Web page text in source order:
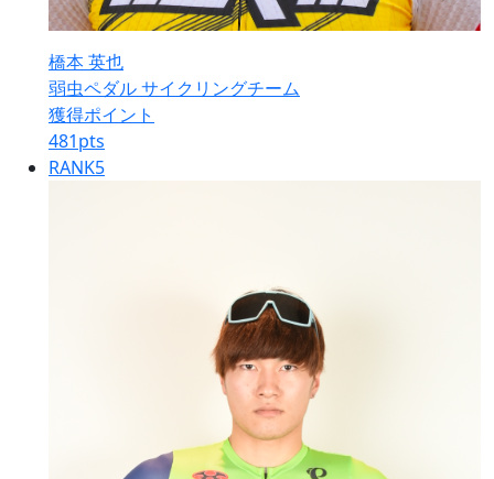
橋本 英也
弱虫ペダル サイクリングチーム
獲得ポイント
481pts
RANK5